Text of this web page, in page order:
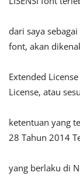
dari saya
font, akan
Extended
License, atau
ketentuan yang
28 Tahun 2014
yang berlaku di